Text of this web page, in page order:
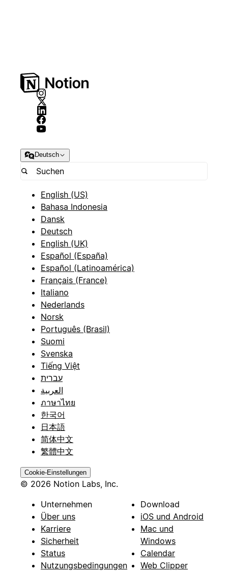
Deutsch
English (US)
Bahasa Indonesia
Dansk
Deutsch
English (UK)
Español (España)
Español (Latinoamérica)
Français (France)
Italiano
Nederlands
Norsk
Português (Brasil)
Suomi
Svenska
Tiếng Việt
עברית
العربية
ภาษาไทย
한국어
日本語
简体中文
繁體中文
Cookie-Einstellungen
© 2026 Notion Labs, Inc.
Unternehmen
Über uns
Karriere
Sicherheit
Status
Nutzungsbedingungen
Download
iOS und Android
Mac und
Windows
Calendar
Web Clipper